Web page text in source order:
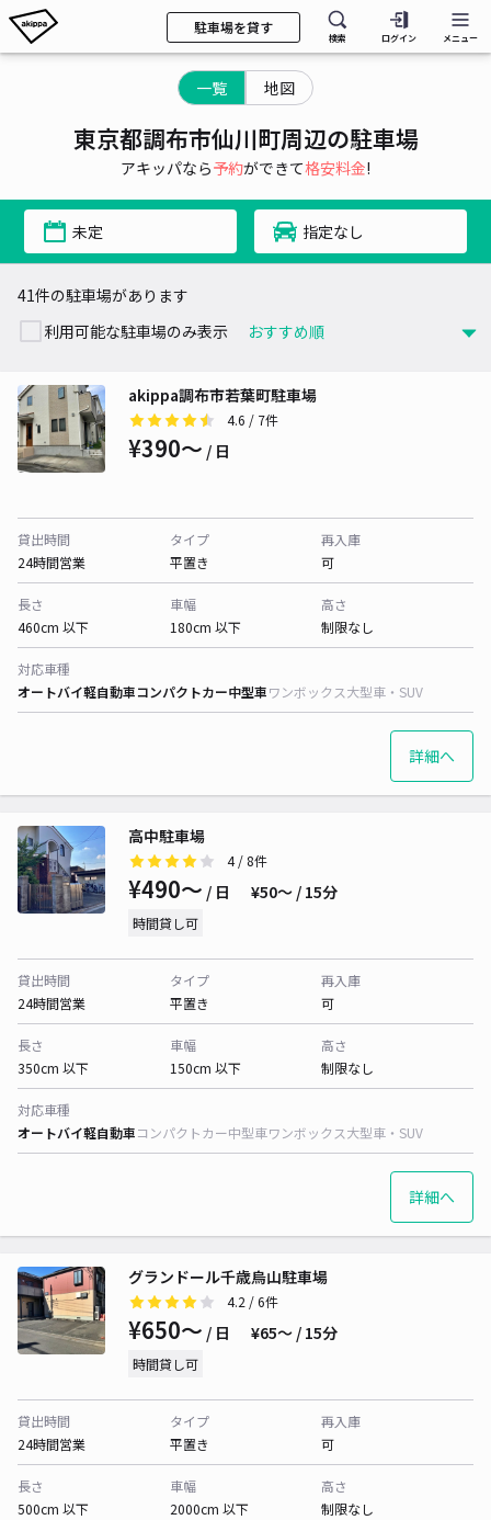
駐車場を貸す
検索 ログイン メニュー
一覧 地図
東京都調布市仙川町周辺の駐車場
アキッパなら予約ができて格安料金!
未定 指定なし
41件の駐車場があります
利用可能な駐車場のみ表示
akippa調布市若葉町駐車場
4.6 / 7件
¥390〜 / 日
貸出時間
24時間営業
タイプ
平置き
再入庫
可
長さ
460cm 以下
車幅
180cm 以下
高さ
制限なし
対応車種
オートバイ軽自動車コンパクトカー中型車ワンボックス大型車・SUV
詳細へ
高中駐車場
4/ 8件
¥490〜 / 日 ¥50〜 / 15分
時間貸し可
貸出時間
24時間営業
タイプ
平置き
再入庫
可
長さ
350cm 以下
車幅
150cm 以下
高さ
制限なし
対応車種
オートバイ軽自動車コンパクトカー中型車ワンボックス大型車・SUV
詳細へ
グランドール千歳烏山駐車場
4.2 / 6件
¥650〜 / 日 ¥65〜 / 15分
時間貸し可
貸出時間
24時間営業
タイプ
平置き
再入庫
可
長さ
500cm 以下
車幅
2000cm 以下
高さ
制限なし